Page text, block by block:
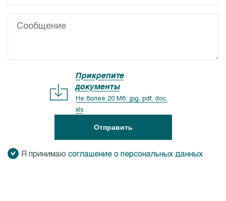
Прикрепите
документы
Не более 20 Мб: jpg, pdf, doc,
xls
Отправить
Я принимаю соглашение о персональных данных